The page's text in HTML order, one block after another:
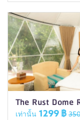
The Rust Dome
เท่านั้น 1299 ฿